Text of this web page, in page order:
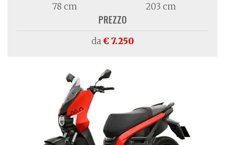
78 cm 203 cm
PREZZO
da€ 7.250